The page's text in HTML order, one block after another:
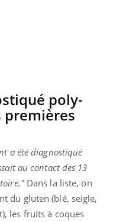
poly-
premières
a été diagnostiqué
au contact des 13
Dans la liste, on
du gluten (blé, seigle,
les fruits à coques